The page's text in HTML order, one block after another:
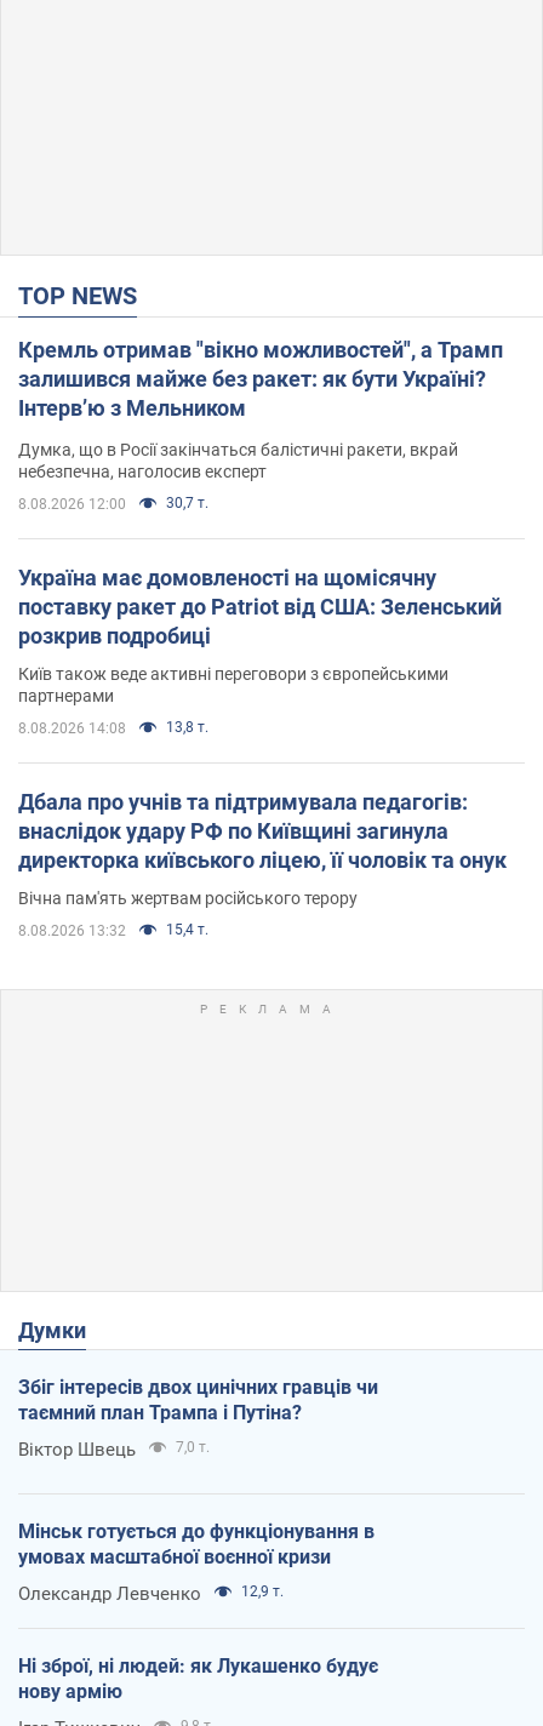
TOP NEWS
Кремль отримав "вікно можливостей", а Трамп
залишився майже без ракет: як бути Україні?
Інтерв’ю з Мельником
Думка, що в Росії закінчаться балістичні ракети, вкрай
небезпечна, наголосив експерт
8.08.2026 12:00 30,7 т.
Україна має домовленості на щомісячну
поставку ракет до Patriot від США: Зеленський
розкрив подробиці
Київ також веде активні переговори з європейськими
партнерами
8.08.2026 14:08 13,8 т.
Дбала про учнів та підтримувала педагогів:
внаслідок удару РФ по Київщині загинула
директорка київського ліцею, її чоловік та онук
Вічна пам'ять жертвам російського терору
8.08.2026 13:32 15,4 т.
Думки
Збіг інтересів двох цинічних гравців чи
таємний план Трампа і Путіна?
Віктор Швець 7,0 т.
Мінськ готується до функціонування в
умовах масштабної воєнної кризи
Олександр Левченко 12,9 т.
Ні зброї, ні людей: як Лукашенко будує
нову армію